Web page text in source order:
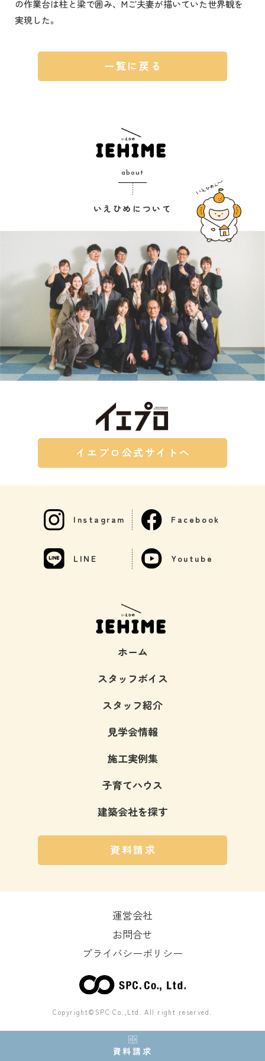
資料請求
の作業台は柱と梁で囲み、Mご夫妻が描いていた世界観を
実現した。
一覧に戻る
about
いえひめについて
イエプロ公式サイトへ
ホーム
スタッフボイス
スタッフ紹介
見学会情報
施工実例集
子育てハウス
建築会社を探す
資料請求
Instagram Facebook
LINE Youtube
運営会社
お問合せ
プライバシーポリシー
Copyright©SPC Co.,Ltd. All right reserved.